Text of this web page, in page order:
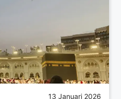
13 Januari 2026